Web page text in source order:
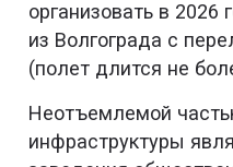
организовать в 2026
из Волгограда с
(полет длится не
Неотъемлемой
инфраструктуры